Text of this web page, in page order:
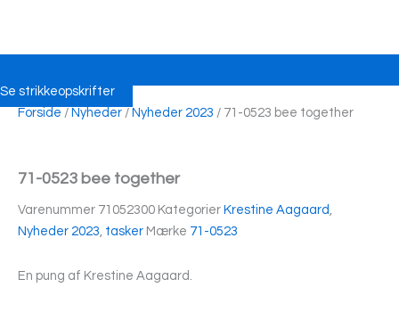
Se strikkeopskrifter
Forside / Nyheder / Nyheder 2023 / 71-0523 bee together
71-0523 bee together
Varenummer 71052300 Kategorier Krestine Aagaard ,
Nyheder 2023, tasker Mærke 71-0523
En pung af Krestine Aagaard.